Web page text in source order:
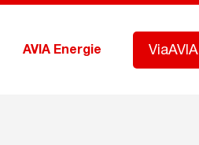
AVIA Energie ViaAVIA